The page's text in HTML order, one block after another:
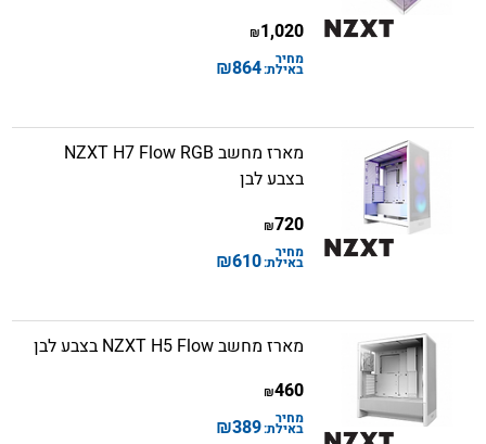
1,020
₪
מחיר
באילת:864
₪
מארז מחשב NZXT H7 Flow RGB
בצבע לבן
720
₪
מחיר
באילת:610
₪
מארז מחשב NZXT H5 Flow בצבע לבן
460
₪
מחיר
באילת:389
₪